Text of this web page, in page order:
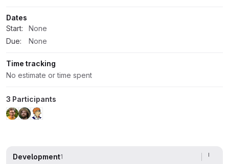
Dates
Start:
None
Due:
None
Time tracking
No estimate or time spent
3 Participants
Development1